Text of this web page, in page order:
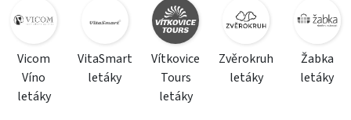
Vicom
Víno
letáky
VitaSmart
letáky
Vítkovice
Tours
letáky
Zvěrokruh
letáky
Žabka
letáky